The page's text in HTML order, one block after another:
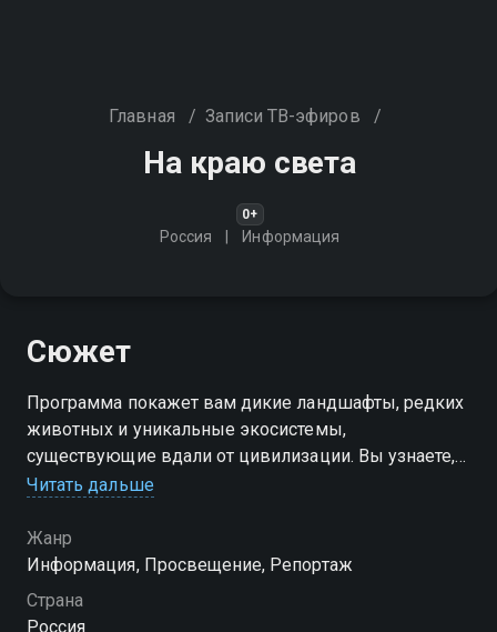
Главная / Записи ТВ-эфиров /
На краю света
0+
Россия Информация
Сюжет
Программа покажет вам дикие ландшафты, редких
животных и уникальные экосистемы,
существующие вдали от цивилизации. Вы узнаете,
как живут люди и животные в условиях крайнего
Читать дальше
Жанр
Информация, Просвещение, Репортаж
Страна
Россия